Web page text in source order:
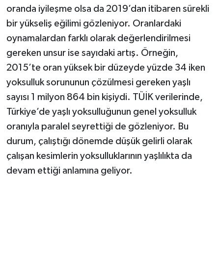
oranda iyileşme olsa da 2019’dan itibaren sürekli
bir yükseliş eğilimi gözleniyor. Oranlardaki
oynamalardan farklı olarak değerlendirilmesi
gereken unsur ise sayıdaki artış. Örneğin,
2015’te oran yüksek bir düzeyde yüzde 34 iken
yoksulluk sorununun çözülmesi gereken yaşlı
sayısı 1 milyon 864 bin kişiydi. TÜİK verilerinde,
Türkiye’de yaşlı yoksulluğunun genel yoksulluk
oranıyla paralel seyrettiği de gözleniyor. Bu
durum, çalıştığı dönemde düşük gelirli olarak
çalışan kesimlerin yoksulluklarının yaşlılıkta da
devam ettiği anlamına geliyor.